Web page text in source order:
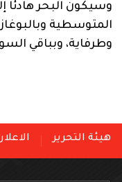
وسيكون البحر هادئا
المتوسطية
وطرفاية، وبباقي
هيئة التحرير